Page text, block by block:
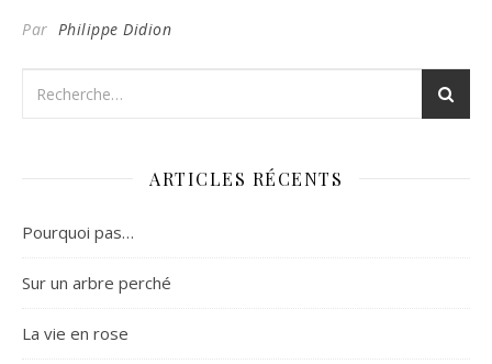
Par Philippe Didion
ARTICLES RÉCENTS
Pourquoi pas…
Sur un arbre perché
La vie en rose